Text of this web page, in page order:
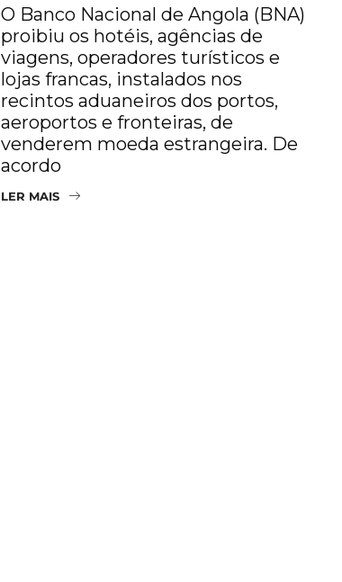
O Banco Nacional de Angola (BNA)
proibiu os hotéis, agências de
viagens, operadores turísticos e
lojas francas, instalados nos
recintos aduaneiros dos portos,
aeroportos e fronteiras, de
venderem moeda estrangeira. De
acordo
LER MAIS